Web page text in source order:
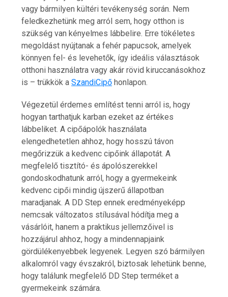
vagy bármilyen kültéri tevékenység során. Nem
feledkezhetünk meg arról sem, hogy otthon is
szükség van kényelmes lábbelire. Erre tökéletes
megoldást nyújtanak a fehér papucsok, amelyek
könnyen fel- és levehetők, így ideális választások
otthoni használatra vagy akár rövid kiruccanásokhoz
is – trükkök aSzandiCipő honlapon.
Végezetül érdemes említést tenni arról is, hogy
hogyan tarthatjuk karban ezeket az értékes
lábbeliket. A cipőápolók használata
elengedhetetlen ahhoz, hogy hosszú távon
megőrizzük a kedvenc cipőink állapotát. A
megfelelő tisztító- és ápolószerekkel
gondoskodhatunk arról, hogy a gyermekeink
kedvenc cipői mindig újszerű állapotban
maradjanak. A DD Step ennek eredményeképp
nemcsak változatos stílusával hódítja meg a
vásárlóit, hanem a praktikus jellemzőivel is
hozzájárul ahhoz, hogy a mindennapjaink
gördülékenyebbek legyenek. Legyen szó bármilyen
alkalomról vagy évszakról, biztosak lehetünk benne,
hogy találunk megfelelő DD Step terméket a
gyermekeink számára.
Hatékony megoldások az iPhone
szervizelés világában
6 min
Hogyan lehet egyszerűvé tenni a
kárpittisztítás lépéseit?